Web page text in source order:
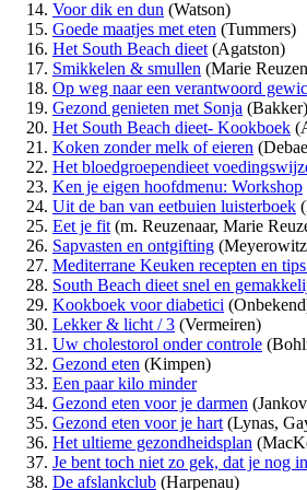
Voor dik en dun (Watson)
Goede maatjes met eten (Tummers)
Het South Beach dieet (Agatston)
Smikkelen & smullen (Marie
Op weg naar een verantwoord
Gezond genieten met Sonja (Bakker)
Het South Beach dieet- Kookboek
Koken zonder melk of eieren
Het bloedgroependieet
Ken je eigen hoofdmenu: Workshop
Uit de ban van eetbuien luisterboek
Eet je fit (m. Reuzenaar, Marie
Sapvasten en ontgifting
Mediterrane Keuken recepten en
South Beach dieet snel en
Kookboek voor diabetici
Lekker & licht / 3 (Vermeiren)
Uw cholestorol onder controle
Gezond eten (Kimpen)
Een paar kilo minder
Gezond eten voor je darmen
Gezond eten voor je hart (Lynas,
Het ultieme gezondheidsplan
Je bent toch niet zo gek, dat je nog
De afslankclub (Harpenau)